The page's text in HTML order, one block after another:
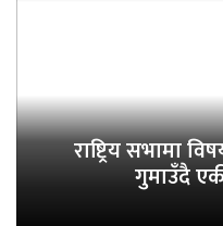
राष्ट्रिय सभामा
गुमाउँदै